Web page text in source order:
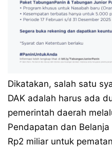
Dikatakan, salah satu
DAK adalah harus ada
pemerintah daerah
Pendapatan dan
Rp2 miliar untuk